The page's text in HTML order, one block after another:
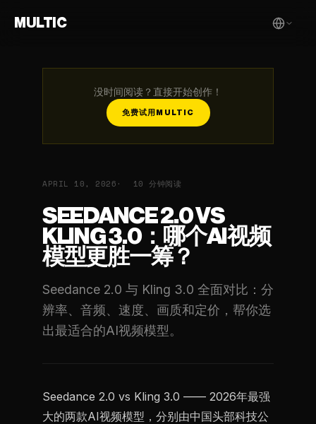
MULTIC
没时间阅读？直接开始创作！
免费试用MULTIC
APRIL 10, 2026 10 分钟阅读
SEEDANCE 2.0 VS
KLING 3.0：哪个AI视频
模型更胜一筹？
Seedance 2.0 与 Kling 3.0 全面对比：分
辨率、音频、速度、画质和定价，帮你选
出最适合的AI视频模型。
Seedance 2.0 vs Kling 3.0 —— 2026年最强
大的两款AI视频模型，分别由中国头部科技公